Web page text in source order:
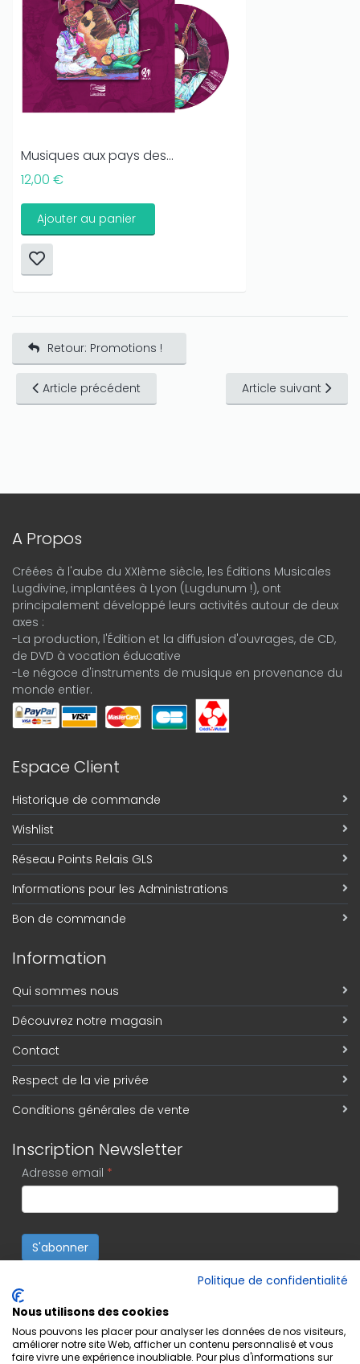
Musiques aux pays des...
12,00 €
Ajouter au panier
Retour: Promotions !
Article précédent Article suivant
A Propos
Créées à l'aube du XXIème siècle, les Éditions Musicales
Lugdivine, implantées à Lyon (Lugdunum !), ont
principalement développé leurs activités autour de deux
axes :
-La production, l'Édition et la diffusion d'ouvrages, de CD,
de DVD à vocation éducative
-Le négoce d'instruments de musique en provenance du
monde entier.
Espace Client
Historique de commande
Wishlist
Réseau Points Relais GLS
Informations pour les Administrations
Bon de commande
Information
Qui sommes nous
Découvrez notre magasin
Contact
Respect de la vie privée
Conditions générales de vente
Inscription Newsletter
Adresse email *
S'abonner
Politique de confidentialité
Nous utilisons des cookies
Nous pouvons les placer pour analyser les données de nos visiteurs,
améliorer notre site Web, afficher un contenu personnalisé et vous
faire vivre une expérience inoubliable. Pour plus d'informations sur